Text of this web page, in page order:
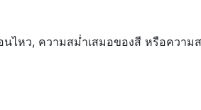
ไหว, ความสม่ำเสมอของสี หรือคว